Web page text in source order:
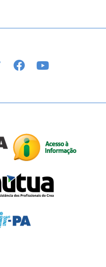
PLAY
TWITTERFACEBOOK